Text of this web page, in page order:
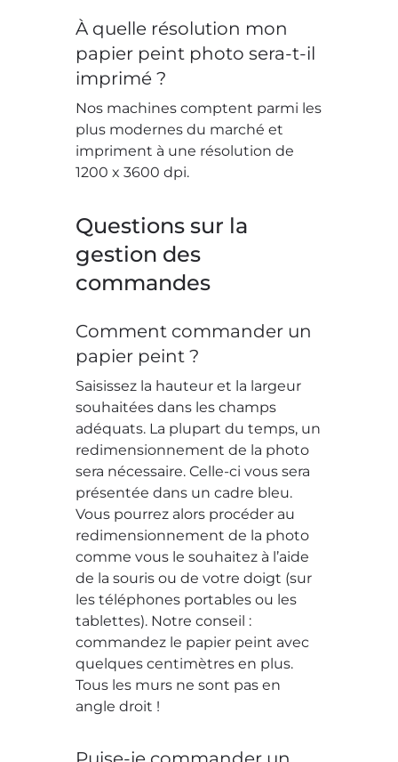
À quelle résolution mon
papier peint photo sera-t-il
imprimé ?
Nos machines comptent parmi les
plus modernes du marché et
impriment à une résolution de
1200 x 3600 dpi.
Questions sur la
gestion des
commandes
Comment commander un
papier peint ?
Saisissez la hauteur et la largeur
souhaitées dans les champs
adéquats. La plupart du temps, un
redimensionnement de la photo
sera nécessaire. Celle-ci vous sera
présentée dans un cadre bleu.
Vous pourrez alors procéder au
redimensionnement de la photo
comme vous le souhaitez à l’aide
de la souris ou de votre doigt (sur
les téléphones portables ou les
tablettes). Notre conseil :
commandez le papier peint avec
quelques centimètres en plus.
Tous les murs ne sont pas en
angle droit !